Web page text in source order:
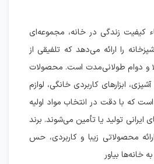
کیفیت زندگی در خانه، مجموعه‌ای
را ارائه می‌دهد که تلفیقی از
و دوام طولانی‌مدت است. محصولات
ابزارهای کاربردی خانگی، لوازم
است که با دقت در انتخاب مواد اولیه
ایرانی تولید یا تأمین می‌شوند. برند
محصولاتی زیبا و کاربردی، حس
خانه‌ها بیاور